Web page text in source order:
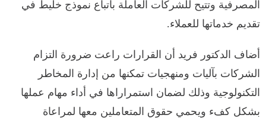
المصرفية وتتيح للشركات العاملة باتباع نموذج خليط في
تقديم خدماتها للعملاء.
أضاف الدكتور فريد أن القرارات راعت ضرورة التزام
الشركات بآليات ومنهجيات تمكنها من إدارة المخاطر
التكنولوجية وذلك لضمان استمراراها في أداء مهام عملها
بشكل كفء ويحمي حقوق المتعاملين معها لمراعاة